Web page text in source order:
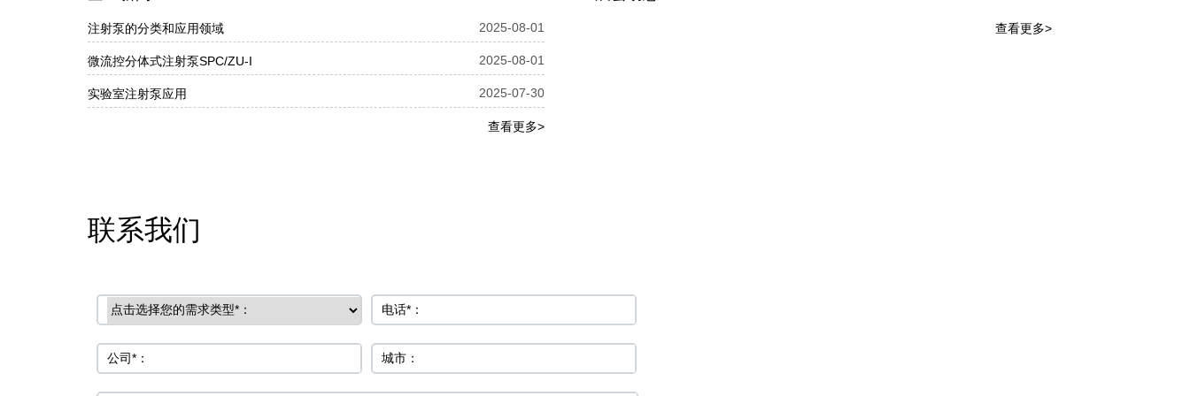
注射泵的分类和应用领域 2025-08-01
微流控分体式注射泵SPC/ZU-I 2025-08-01
实验室注射泵应用 2025-07-30
查看更多>
查看更多>
联系我们
需求类型 电话*：
公司*： 城市：